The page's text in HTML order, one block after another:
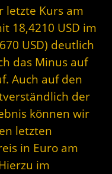
letzte Kurs am
18,4210 USD im
USD) deutlich
das Minus auf
Auch auf den
der
können wir
letzten
in Euro am
im